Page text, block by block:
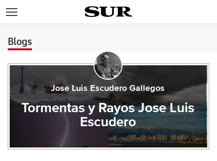
Blogs
Jose Luis Escudero Gallegos
Tormentas y Rayos Jose Luis
Escudero